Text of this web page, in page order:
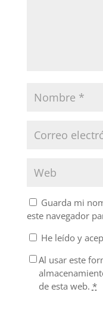
Guarda mi
este navegador
He leído y
Al usar este
de esta web. *